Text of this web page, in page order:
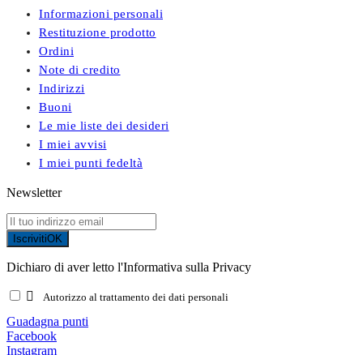
Informazioni personali
Restituzione prodotto
Ordini
Note di credito
Indirizzi
Buoni
Le mie liste dei desideri
I miei avvisi
I miei punti fedeltà
Newsletter
IscrivitiOK
Dichiaro di aver letto l'Informativa sulla Privacy
 Autorizzo al trattamento dei dati personali
Guadagna punti
Facebook
Instagram